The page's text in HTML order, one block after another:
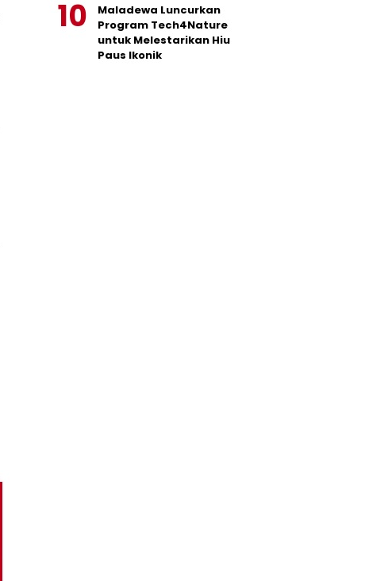
Maladewa Luncurkan
Program Tech4Nature
untuk Melestarikan Hiu
Paus Ikonik